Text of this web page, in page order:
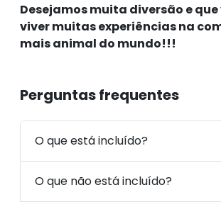
Desejamos muita diversão e
viver muitas experiências na
mais animal do mundo!!!
Perguntas frequentes
O que está incluído?
O que não está incluído?